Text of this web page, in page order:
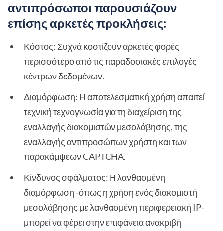
αντιπρόσωποι παρουσιάζουν
επίσης αρκετές προκλήσεις:
Κόστος: Συχνά κοστίζουν αρκετές φορές
περισσότερο από τις παραδοσιακές επιλογές
κέντρων δεδομένων.
Διαμόρφωση: Η αποτελεσματική χρήση απαιτεί
τεχνική τεχνογνωσία για τη διαχείριση της
εναλλαγής διακομιστών μεσολάβησης, της
εναλλαγής αντιπροσώπων χρήστη και των
παρακάμψεων CAPTCHA.
Κίνδυνος σφάλματος: Η λανθασμένη
διαμόρφωση -όπως η χρήση ενός διακομιστή
μεσολάβησης με λανθασμένη περιφερειακή IP-
μπορεί να φέρει στην επιφάνεια ανακριβή